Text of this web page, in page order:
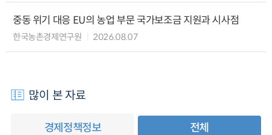
중동 위기 대응 EU의 농업 부문 국가보조금 지원과 시사점
한국농촌경제연구원 2026.08.07
많이 본 자료
경제정책정보 전체